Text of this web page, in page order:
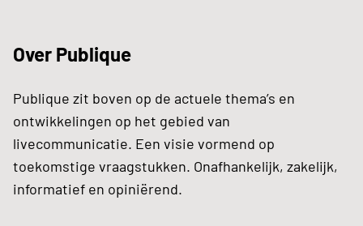
Over Publique
Publique zit boven op de actuele thema’s en
ontwikkelingen op het gebied van
livecommunicatie. Een visie vormend op
toekomstige vraagstukken. Onafhankelijk, zakelijk,
informatief en opiniërend.